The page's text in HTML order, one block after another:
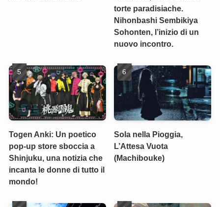
torte paradisiache.
Nihonbashi Sembikiya
Sohonten, l’inizio di un
nuovo incontro.
Togen Anki: Un poetico
pop-up store sboccia a
Shinjuku, una notizia che
incanta le donne di tutto il
mondo!
Sola nella Pioggia,
L’Attesa Vuota
(Machibouke)